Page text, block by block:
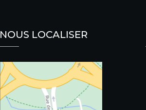
NOUS LOCALISER